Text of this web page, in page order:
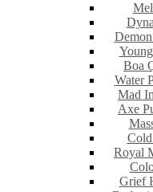
Boa
Water
Mad
Axe
Royal
Grief